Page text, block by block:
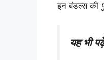
इन बंडल्स की
यह भी